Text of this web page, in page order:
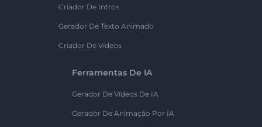
Criador De Intros
Gerador De Texto Animado
Criador De Vídeos
Ferramentas De IA
Gerador De Vídeos De IA
Gerador De Animação Por IA